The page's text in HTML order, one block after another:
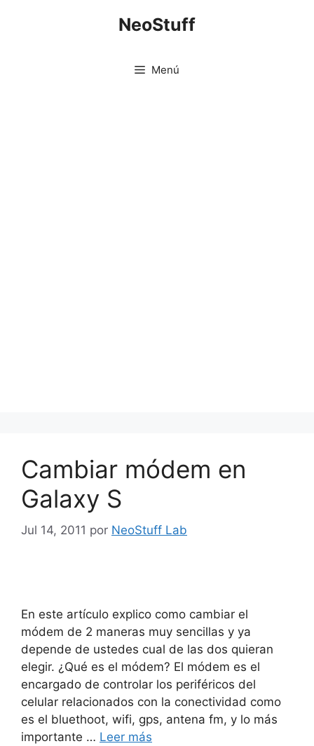
NeoStuff
Menú
Cambiar módem en
Galaxy S
Jul 14, 2011 por NeoStuff Lab
En este artículo explico como cambiar el
módem de 2 maneras muy sencillas y ya
depende de ustedes cual de las dos quieran
elegir. ¿Qué es el módem? El módem es el
encargado de controlar los periféricos del
celular relacionados con la conectividad como
es el bluethoot, wifi, gps, antena fm, y lo más
importante … Leer más